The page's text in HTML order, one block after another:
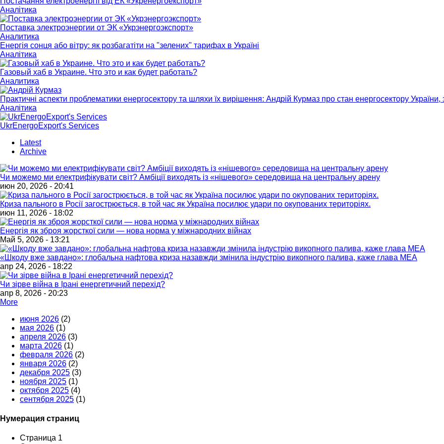
Аналітика
Поставка электроэнергии от ЭК «Укрэнергоэкспорт»
Аналитика
Енергія сонця або вітру: як розбагатіти на "зелених" тарифах в Україні
Аналітика
Газовый хаб в Украине. Что это и как будет работать?
Аналитика
Практичні аспекти проблематики енергосектору та шляхи їх вирішення: Андрій Курмаз про стан енергосектору України,
Аналітика
UkrEnergoExport's Services
Latest
Archive
Чи можемо ми електрифікувати світ? Амбіції виходять із «нішевого» середовища на центральну арену
июн 20, 2026 - 20:41
Криза пального в Росії загострюється, в той час як Україна посилює удари по окупованих територіях.
июн 11, 2026 - 18:02
Енергія як зброя жорсткої сили — нова норма у міжнародних війнах
Май 5, 2026 - 13:21
«Шкоду вже завдано»: глобальна нафтова криза назавжди змінила індустрію викопного палива, каже глава МЕА
апр 24, 2026 - 18:22
Чи зірве війна в Ірані енергетичний перехід?
апр 8, 2026 - 20:23
More
июня 2026 (2)
мая 2026 (1)
апреля 2026 (3)
марта 2026 (1)
февраля 2026 (2)
января 2026 (2)
декабря 2025 (3)
ноября 2025 (1)
октября 2025 (4)
сентября 2025 (1)
Нумерация страниц
Страница 1